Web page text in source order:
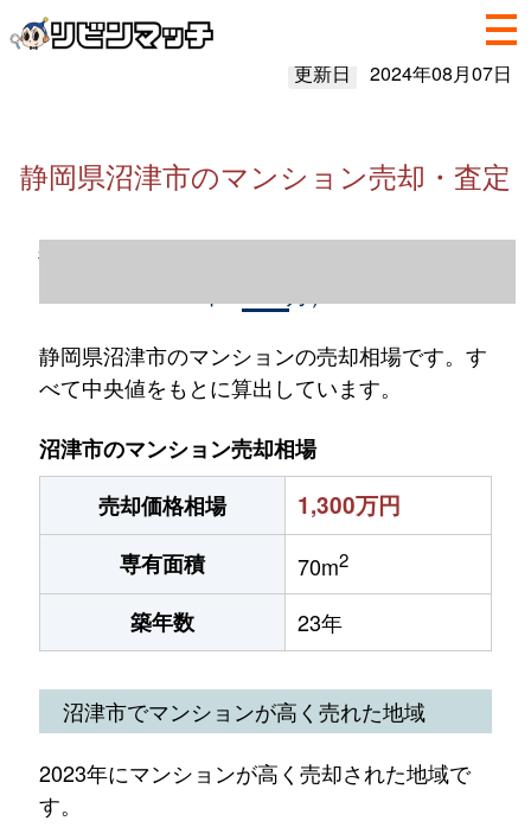
更新日 2024年08月07日
静岡県沼津市のマンション売却・査定
静岡県沼津市のマンション売却情報（2023
静岡県沼津市のマンションの売却相場です。す
べて中央値をもとに算出しています。
沼津市のマンション売却相場
売却価格相場
1,300万円
専有面積 70m2
築年数 23年
沼津市でマンションが高く売れた地域
2023年にマンションが高く売却された地域で
す。